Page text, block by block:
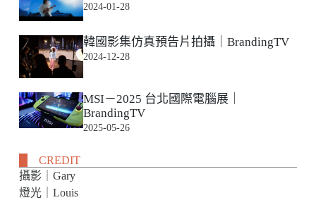
2024-01-28
韓國影集仿真預告片拍攝｜BrandingTV
2024-12-28
MSI－2025 台北國際電腦展｜
BrandingTV
2025-05-26
CREDIT
攝影｜Gary
燈光｜Louis